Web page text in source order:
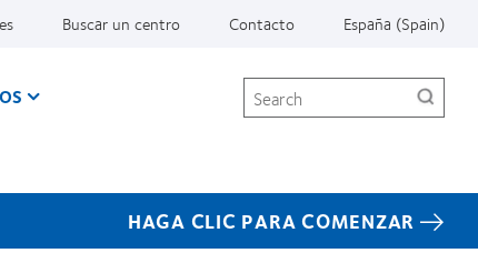
Buscar un centro Contacto España (Spain)
Search
HAGA CLIC PARA COMENZAR